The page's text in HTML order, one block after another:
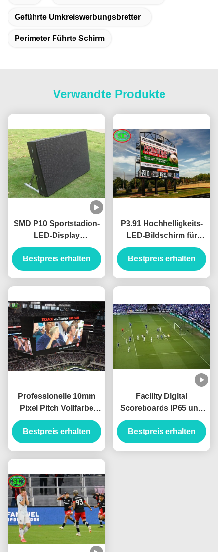
Geführte Umkreiswerbungsbretter
Perimeter Führte Schirm
Verwandte Produkte
SMD P10 Sportstadion-
LED-Display
Werbeplakate
Bestpreis erhalten
P3.91 Hochhelligkeits-
LED-Bildschirm für
Werbung im Stadion
Miete
Energieeinsparung
Bestpreis erhalten
Professionelle 10mm
Pixel Pitch Vollfarbe
IP65 Wasserdichtes
Stadion LED-Display für
Outdoor-HD-
Bestpreis erhalten
Facility Digital
Scoreboards IP65 und
hoher
Kontrastverhältnis von
5000 1 für Ihre
Bestpreis erhalten